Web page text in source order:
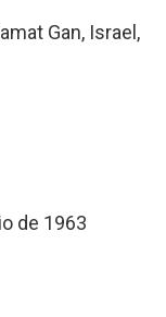
Gan, Israel,
de 1963